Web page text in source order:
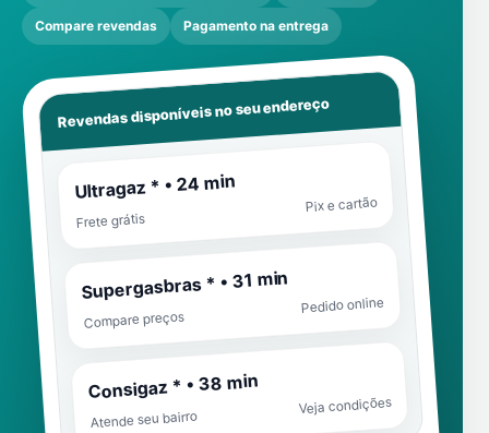
Compare revendas Pagamento na entrega
Revendas disponíveis no seu endereço
Ultragaz * • 24 min
Frete grátis
Pix e cartão
Supergasbras * • 31 min
Compare preços
Pedido online
Consigaz * • 38 min
Atende seu bairro
Veja condições